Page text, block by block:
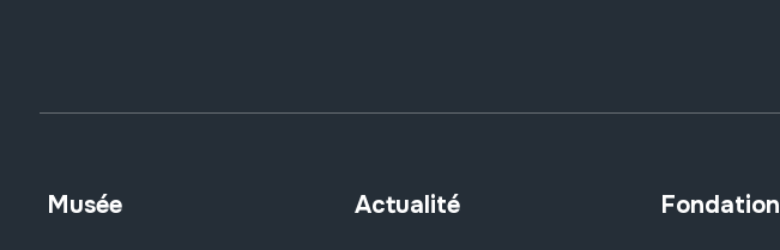
Musée Actualité Fondation